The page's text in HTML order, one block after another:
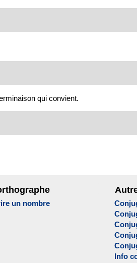
qui convient.
un nombre
Info